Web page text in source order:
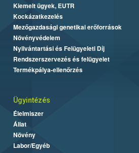
Kiemelt ügyek, EUTR
Kockázatkezelés
Mezőgazdasági genetikai erőforrások
Növényvédelem
Nyilvántartási és Felügyeleti Díj
Rendszerszervezés és felügyelet
Termékpálya-ellenőrzés
Ügyintézés
Élelmiszer
Állat
Növény
Labor/Egyéb